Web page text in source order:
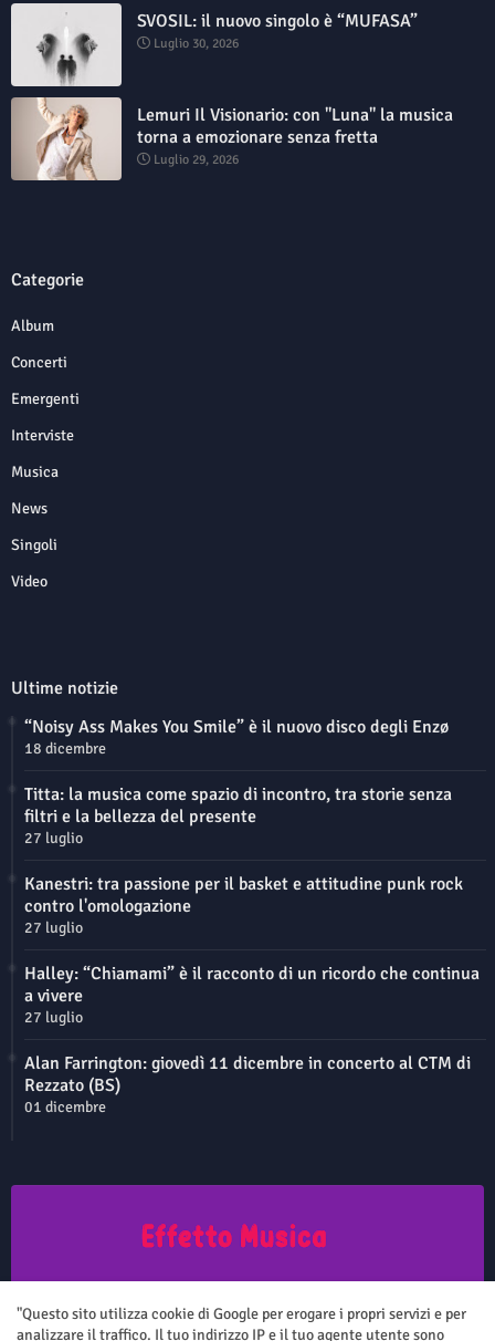
SVOSIL: il nuovo singolo è “MUFASA”
Luglio 30, 2026
Lemuri Il Visionario: con "Luna" la musica
torna a emozionare senza fretta
Luglio 29, 2026
Categorie
Album
Concerti
Emergenti
Interviste
Musica
News
Singoli
Video
Ultime notizie
“Noisy Ass Makes You Smile” è il nuovo disco degli Enzø
18 dicembre
Titta: la musica come spazio di incontro, tra storie senza
filtri e la bellezza del presente
27 luglio
Kanestri: tra passione per il basket e attitudine punk rock
contro l'omologazione
27 luglio
Halley: “Chiamami” è il racconto di un ricordo che continua
a vivere
27 luglio
Alan Farrington: giovedì 11 dicembre in concerto al CTM di
Rezzato (BS)
01 dicembre
aggiornato senza nessuna periodicità. Non può pertanto considerarsi
un prodotto editoriale ai sensi della legge n.62 del 7.03.2001
"Questo sito utilizza cookie di Google per erogare i propri servizi e per
analizzare il traffico. Il tuo indirizzo IP e il tuo agente utente sono